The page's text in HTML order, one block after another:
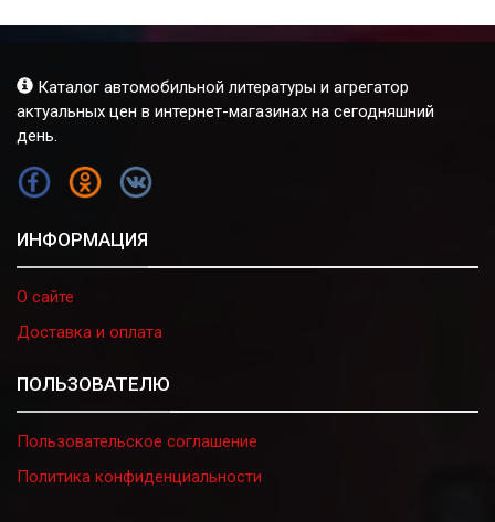
Каталог автомобильной литературы и агрегатор
актуальных цен в интернет-магазинах на сегодняшний
день.
FB OK VK
ИНФОРМАЦИЯ
О сайте
Доставка и оплата
ПОЛЬЗОВАТЕЛЮ
Пользовательское соглашение
Политика конфиденциальности